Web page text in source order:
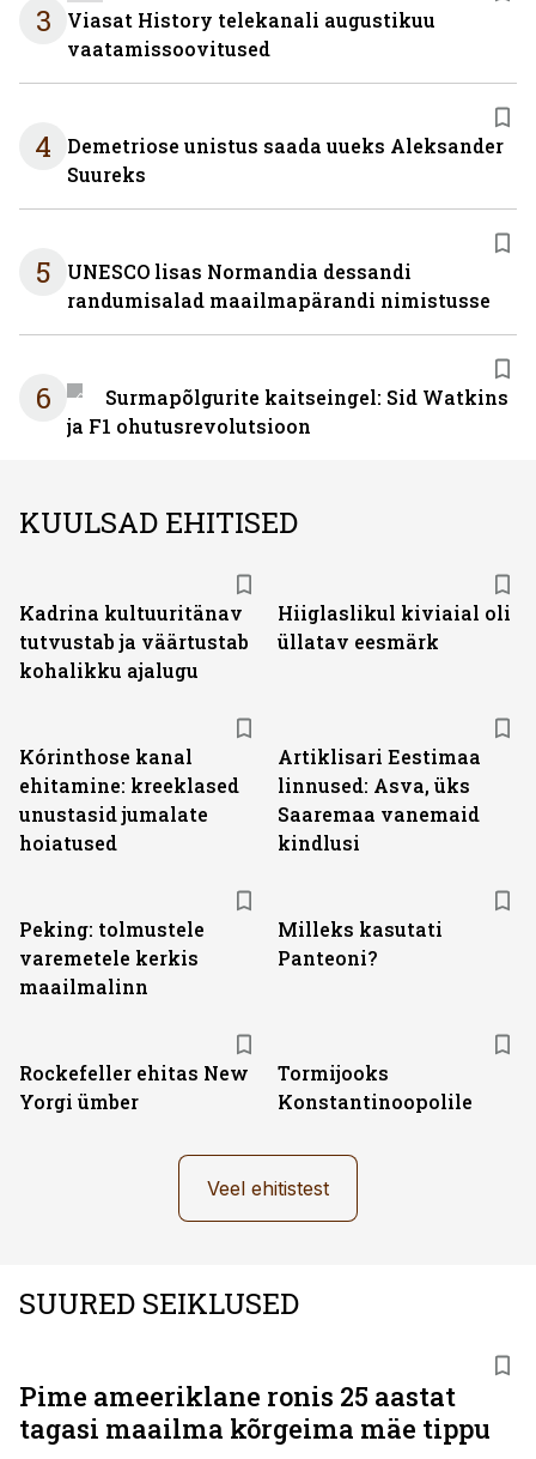
3
Viasat History telekanali augustikuu
vaatamissoovitused
4
Demetriose unistus saada uueks Aleksander
Suureks
5
UNESCO lisas Normandia dessandi
randumisalad maailmapärandi nimistusse
6
Surmapõlgurite kaitseingel: Sid Watkins
ja F1 ohutusrevolutsioon
KUULSAD EHITISED
Kadrina kultuuritänav
tutvustab ja väärtustab
kohalikku ajalugu
Hiiglaslikul kiviaial oli
üllatav eesmärk
Kórinthose kanal
ehitamine: kreeklased
unustasid jumalate
hoiatused
Artiklisari Eestimaa
linnused: Asva, üks
Saaremaa vanemaid
kindlusi
Peking: tolmustele
varemetele kerkis
maailmalinn
Milleks kasutati
Panteoni?
Rockefeller ehitas New
Yorgi ümber
Tormijooks
Konstantinoopolile
Veel ehitistest
SUURED SEIKLUSED
Pime ameeriklane ronis 25 aastat
tagasi maailma kõrgeima mäe tippu